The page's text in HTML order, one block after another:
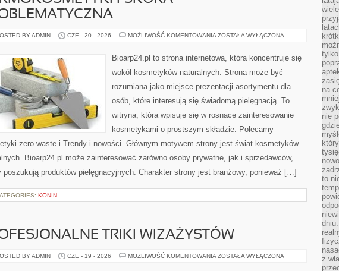
BY ADMIN CZE - 20 - 2026 MOŻLIWOŚĆ KOMENTOWANIA DERMOKOSMETYKI
PROBLEMATYCZNA
ZOSTAŁA WYŁĄCZONA
Bioarp24.pl to strona internetowa, która koncentruje się
wokół kosmetyków naturalnych. Strona może być
rozumiana jako miejsce prezentacji asortymentu dla
osób, które interesują się świadomą pielęgnacją. To
witryna, która wpisuje się w rosnące zainteresowanie
kosmetykami o prostszym składzie. Polecamy
zero waste i Trendy i nowości. Głównym motywem strony jest świat kosmetyków
Bioarp24.pl może zainteresować zarówno osoby prywatne, jak i sprzedawców,
poszukują produktów pielęgnacyjnych. Charakter strony jest branżowy, ponieważ […]
KONIN
TRIKI WIZAŻYSTÓW
BY ADMIN CZE - 19 - 2026 MOŻLIWOŚĆ KOMENTOWANIA PROFESJONALNE
ZOSTAŁA WYŁĄCZONA
na
nie
to
z